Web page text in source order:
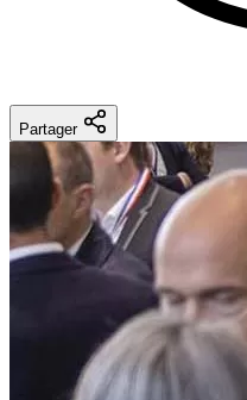
Partager